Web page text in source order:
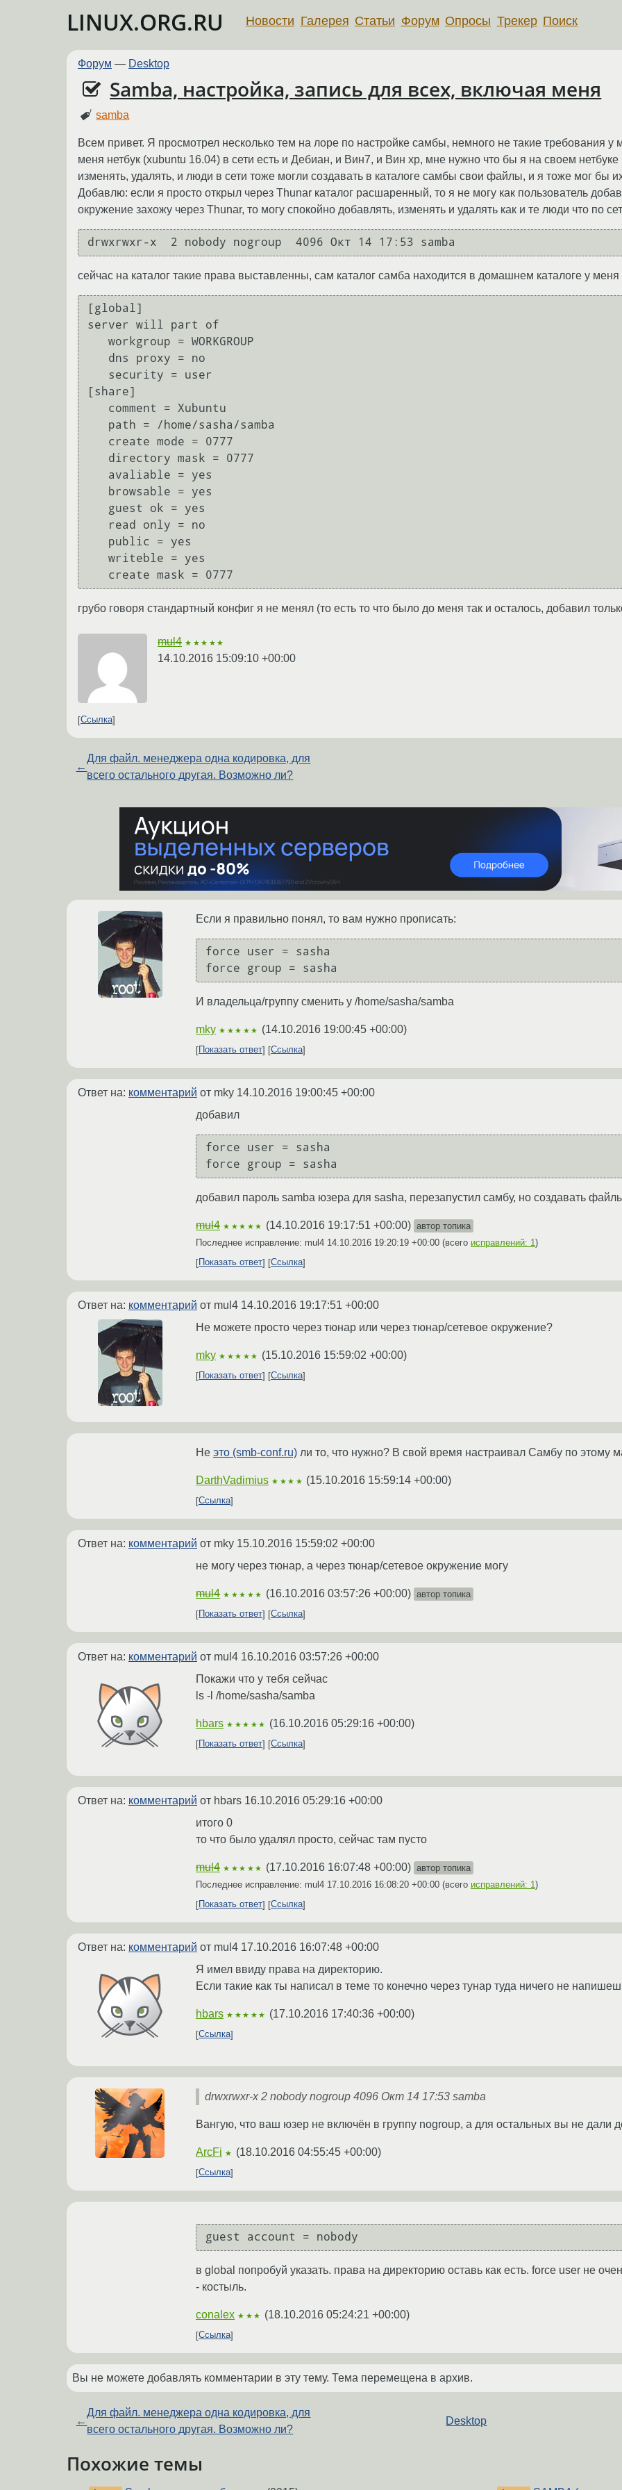
LINUX.ORG.RU Новости Галерея Статьи Форум Опросы Трекер Поиск
Форум — Desktop
Samba, настройка, запись для всех, включая меня
samba
Всем привет. Я просмотрел несколько тем на лоре по настройке самбы, немного не такие требования у
меня нетбук (xubuntu 16.04) в сети есть и Дебиан, и Вин7, и Вин хр, мне нужно что бы я на своем
изменять, удалять, и люди в сети тоже могли создавать в каталоге самбы свои файлы, и я тоже мог бы
Добавлю: если я просто открыл через Thunar каталог расшаренный, то я не могу как пользователь
окружение захожу через Thunar, то могу спокойно добавлять, изменять и удалять как и те люди что по
сейчас на каталог такие права выставленны, сам каталог самба находится в домашнем каталоге у меня
[global]
server will part of
[share]
грубо говоря стандартный конфиг я не менял (то есть то что было до меня так и осталось, добавил
mul4 ★★★★★
14.10.2016 15:09:10 +00:00
Ссылка
←
Для файл. менеджера одна кодировка, для
всего остального другая. Возможно ли?
Если я правильно понял, то вам нужно прописать:
force user = sasha
И владельца/группу сменить у /home/sasha/samba
mky ★★★★★ (14.10.2016 19:00:45 +00:00)
Показать ответ Ссылка
Ответ на: комментарий от mky 14.10.2016 19:00:45 +00:00
добавил
force user = sasha
добавил пароль samba юзера для sasha, перезапустил самбу, но создавать
mul4 ★★★★★ (14.10.2016 19:17:51 +00:00) автор топика
Последнее исправление: mul4 14.10.2016 19:20:19 +00:00 (всего исправлений: 1 )
Показать ответ
Ссылка
Ответ на: комментарий от mul4 14.10.2016 19:17:51 +00:00
Не можете просто через тюнар или через тюнар/сетевое окружение?
mky ★★★★★ (15.10.2016 15:59:02 +00:00)
Показать ответ Ссылка
Не это (smb-conf.ru) ли то, что нужно? В свой время настраивал Самбу по этому
DarthVadimius ★★★★ (15.10.2016 15:59:14 +00:00)
Ссылка
Ответ на: комментарий от mky 15.10.2016 15:59:02 +00:00
не могу через тюнар, а через тюнар/сетевое окружение могу
mul4 ★★★★★ (16.10.2016 03:57:26 +00:00) автор топика
Показать ответ
Ссылка
Ответ на: комментарий от mul4 16.10.2016 03:57:26 +00:00
Покажи что у тебя сейчас
ls -l /home/sasha/samba
hbars ★★★★★ (16.10.2016 05:29:16 +00:00)
Показать ответ Ссылка
Ответ на: комментарий от hbars 16.10.2016 05:29:16 +00:00
итого 0
то что было удалял просто, сейчас там пусто
mul4 ★★★★★ (17.10.2016 16:07:48 +00:00) автор топика
Последнее исправление: mul4 17.10.2016 16:08:20 +00:00 (всего исправлений: 1 )
Показать ответ
Ссылка
Ответ на: комментарий от mul4 17.10.2016 16:07:48 +00:00
Я имел ввиду права на директорию.
Если такие как ты написал в теме то конечно через тунар туда ничего не
hbars ★★★★★ (17.10.2016 17:40:36 +00:00)
Ссылка
drwxrwxr-x 2 nobody nogroup 4096 Окт 14 17:53 samba
Вангую, что ваш юзер не включён в группу nogroup, а для остальных вы не дали
ArcFi ★ (18.10.2016 04:55:45 +00:00)
Ссылка
guest account = nobody
в global попробуй указать. права на директорию оставь как есть. force user не
- костыль.
conalex ★★★ (18.10.2016 05:24:21 +00:00)
Ссылка
Вы не можете добавлять комментарии в эту тему. Тема перемещена в архив.
←
Для файл. менеджера одна кодировка, для
всего остального другая. Возможно ли?
Desktop
Похожие темы